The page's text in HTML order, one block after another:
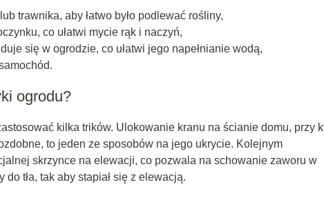
trawnika, aby łatwo było podlewać rośliny,
co ułatwi mycie rąk i naczyń,
się w ogrodzie, co ułatwi jego napełnianie wodą,
ogrodu?
kilka trików. Ulokowanie kranu na ścianie domu, przy
to jeden ze sposobów na jego ukrycie. Kolejnym
skrzynce na elewacji, co pozwala na schowanie zaworu w
tła, tak aby stapiał się z elewacją.